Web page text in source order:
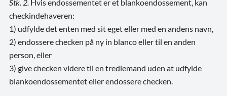
Stk. 2. Hvis endossementet er et blankoendossement, kan
checkindehaveren:
1) udfylde det enten med sit eget eller med en andens navn,
2) endossere checken på ny in blanco eller til en anden
person, eller
3) give checken videre til en trediemand uden at udfylde
blankoendossementet eller endossere checken.